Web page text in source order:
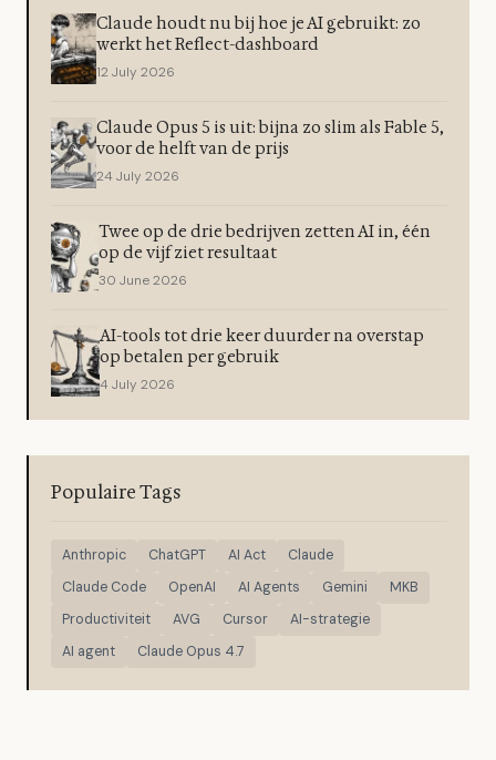
Claude houdt nu bij hoe je AI gebruikt: zo
werkt het Reflect-dashboard
12 July 2026
Claude Opus 5 is uit: bijna zo slim als Fable 5,
voor de helft van de prijs
24 July 2026
Twee op de drie bedrijven zetten AI in, één
op de vijf ziet resultaat
30 June 2026
AI-tools tot drie keer duurder na overstap
op betalen per gebruik
4 July 2026
Populaire Tags
Anthropic ChatGPT AI Act
Claude
Claude Code
OpenAI AI Agents Gemini
MKB
Productiviteit
AVG Cursor
AI-strategie
AI agent
Claude Opus 4.7